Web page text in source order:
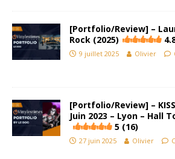
[Portfolio/Review] –
Rock (2025)
9 juillet 2025 Olivier
[Portfolio/Review] – KISS
Juin 2023 – Lyon – Hall
5 (16)
27 juin 2025 Olivier